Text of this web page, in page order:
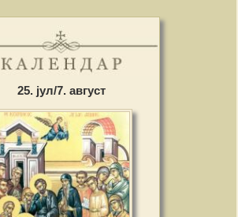
25. јул/7. август